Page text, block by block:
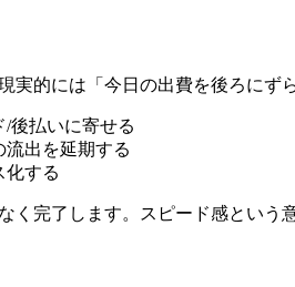
的には「今日の出費を後ろにず
後払いに寄せる
出を延期する
化する
完了します。スピード感という